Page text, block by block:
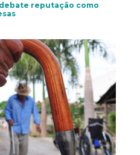
debate reputação como